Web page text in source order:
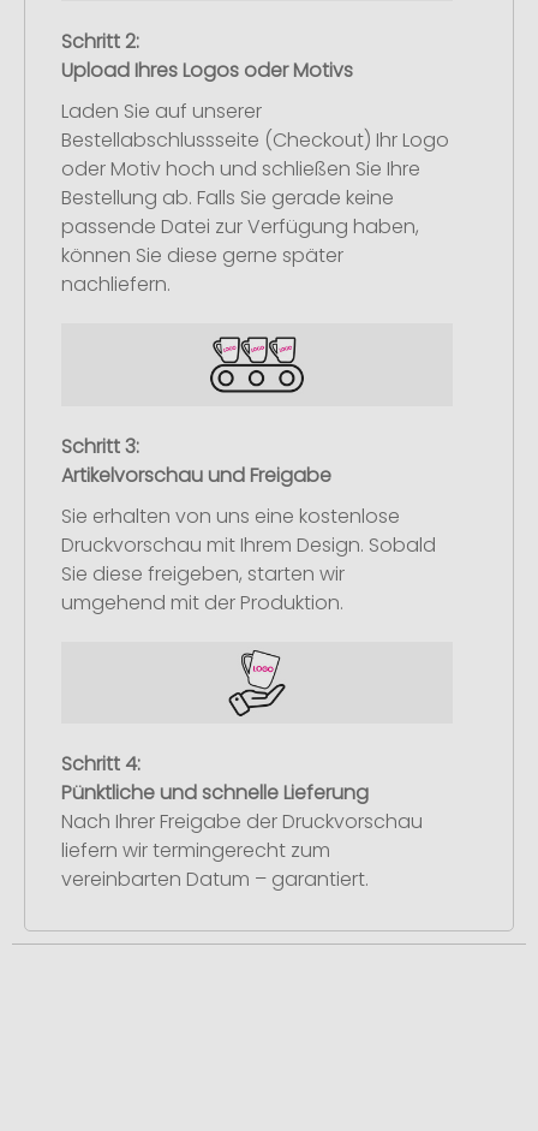
Schritt 2:
Upload Ihres Logos oder Motivs
Laden Sie auf unserer
Bestellabschlussseite (Checkout) Ihr Logo
oder Motiv hoch und schließen Sie Ihre
Bestellung ab. Falls Sie gerade keine
passende Datei zur Verfügung haben,
können Sie diese gerne später
nachliefern.
Schritt 3:
Artikelvorschau und Freigabe
Sie erhalten von uns eine kostenlose
Druckvorschau mit Ihrem Design. Sobald
Sie diese freigeben, starten wir
umgehend mit der Produktion.
Schritt 4:
Pünktliche und schnelle Lieferung
Nach Ihrer Freigabe der Druckvorschau
liefern wir termingerecht zum
vereinbarten Datum – garantiert.